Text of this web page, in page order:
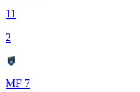
11
2
MF 7